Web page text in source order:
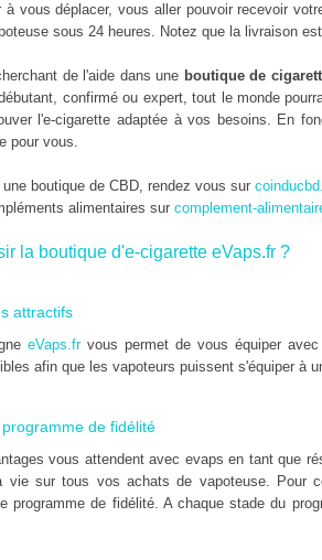
à vous déplacer, vous aller pouvoir recevoir
sous 24 heures. Notez que la livraison
de l'aide dans une boutique de
confirmé ou expert, tout le monde
l'e-cigarette adaptée à vos besoins. En
pour vous.
boutique de CBD, rendez vous sur
alimentaires sur complement-
la boutique d'e-cigarette eVaps.fr ?
attractifs
eVaps.frvous permet de vous équiper
afin que les vapoteurs puissent s'équiper à
de fidélité
vous attendent avec evaps en tant que
vie sur tous vos achats de vapoteuse. Pour
programme de fidélité. A chaque stade du